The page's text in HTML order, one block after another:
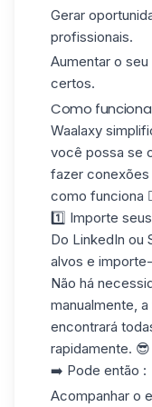
Gerar
profissionais.
Aumentar o seu
certos.
Como
Waalaxy
você possa se
fazer conexões
como funciona
1️⃣ Importe
Do LinkedIn ou
alvos e
Não há
manualmente,
encontrará
rapidamente. 😎
➡️ Pode então :
Acompanhar o